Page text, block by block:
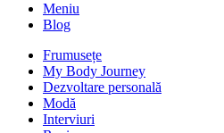
Meniu
Blog
Frumusețe
My Body Journey
Dezvoltare personală
Modă
Interviuri